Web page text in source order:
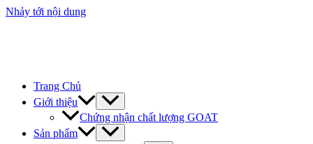
Nhảy tới nội dung
Trang Chủ
Giới thiệu
Chứng nhận chất lượng GOAT
Sản phẩm